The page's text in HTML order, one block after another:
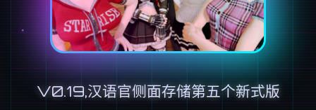
V0.19,汉语官侧面存储第五个新式版